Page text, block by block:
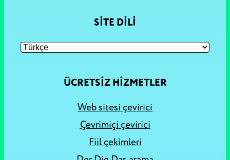
SITE DILI
ÜCRETSIZ HIZMETLER
Web sitesi çevirici
Çevrimiçi çevirici
Fiil çekimleri